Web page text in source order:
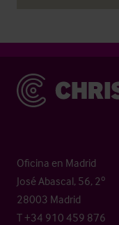
Christie & Co
Oficina en Madrid
José Abascal, 56, 2º
28003 Madrid
T +34 910 459 876